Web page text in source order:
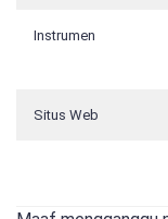
Instrumen
Situs Web